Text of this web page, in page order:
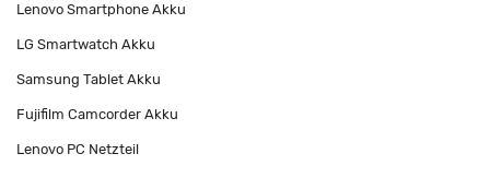
Lenovo Smartphone Akku
LG Smartwatch Akku
Samsung Tablet Akku
Fujifilm Camcorder Akku
Lenovo PC Netzteil